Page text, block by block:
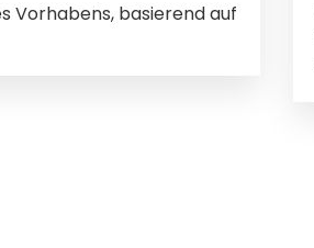
Vorhabens, basierend auf